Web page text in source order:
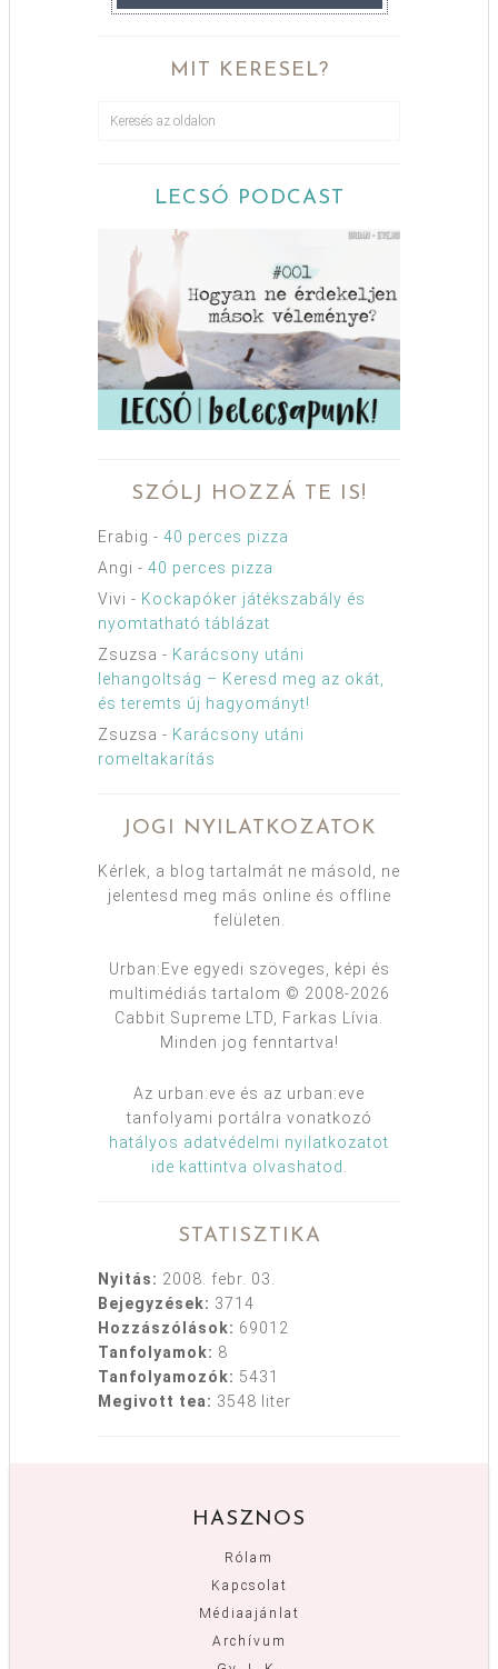
MIT KERESEL?
LECSÓ PODCAST
SZÓLJ HOZZÁ TE IS!
Erabig - 40 perces pizza
Angi - 40 perces pizza
Vivi - Kockapóker játékszabály és
nyomtatható táblázat
Zsuzsa - Karácsony utáni
lehangoltság – Keresd meg az okát,
és teremts új hagyományt!
Zsuzsa - Karácsony utáni
romeltakarítás
JOGI NYILATKOZATOK
Kérlek, a blog tartalmát ne másold, ne
jelentesd meg más online és offline
felületen.
Urban:Eve egyedi szöveges, képi és
multimédiás tartalom © 2008-2026
Cabbit Supreme LTD, Farkas Lívia.
Minden jog fenntartva!
Az urban:eve és az urban:eve
tanfolyami portálra vonatkozó
hatályos adatvédelmi nyilatkozatot
ide kattintva olvashatod
STATISZTIKA
Nyitás: 2008. febr. 03.
Bejegyzések: 3714
Hozzászólások: 69012
Tanfolyamok: 8
Tanfolyamozók: 5431
Megivott tea: 3548 liter
HASZNOS
Rólam
Kapcsolat
Médiaajánlat
Archívum